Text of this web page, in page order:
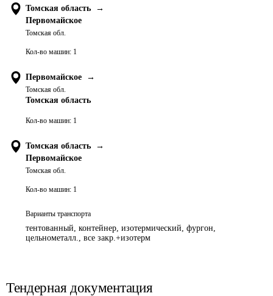
Томская область
→
Первомайское
Томская обл.
Кол-во машин: 1
Первомайское →
Томская обл.
Томская область
Кол-во машин: 1
Томская область
→
Первомайское
Томская обл.
Кол-во машин: 1
Варианты транспорта
тентованный, контейнер, изотермический, фургон,
цельнометалл., все закр.+изотерм
Тендерная документация